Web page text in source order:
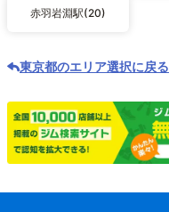
赤羽岩淵駅(20)
東京都のエリア選択に戻る